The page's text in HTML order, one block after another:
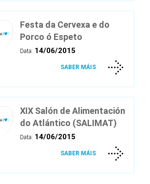
Festa da Cervexa e do
Porco ó Espeto
Data: 14/06/2015
SABER MÁIS
XIX Salón de Alimentación
do Atlántico (SALIMAT)
Data: 14/06/2015
SABER MÁIS